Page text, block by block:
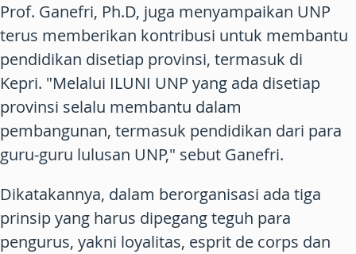
Prof. Ganefri, Ph.D, juga menyampaikan UNP
terus memberikan kontribusi untuk membantu
pendidikan disetiap provinsi, termasuk di
Kepri. "Melalui ILUNI UNP yang ada disetiap
provinsi selalu membantu dalam
pembangunan, termasuk pendidikan dari para
guru-guru lulusan UNP," sebut Ganefri.
Dikatakannya, dalam berorganisasi ada tiga
prinsip yang harus dipegang teguh para
pengurus, yakni loyalitas, esprit de corps dan